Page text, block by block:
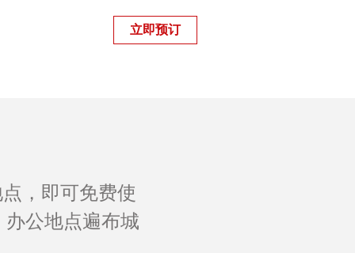
立即预订
，即可免费使
公地点遍布城